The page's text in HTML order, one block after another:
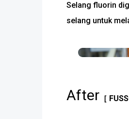
Selang fluorin
selang untuk
After ［